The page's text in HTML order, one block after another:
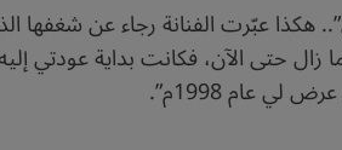
هكذا عبّرت الفنانة رجاء عن شغفها
زال حتى الآن، فكانت بداية عودتي
عام 1998م”.